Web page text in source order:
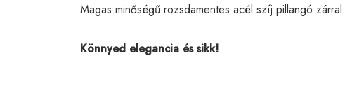
Magas minőségű rozsdamentes acél szíj pillangó zárral.
Könnyed elegancia és sikk!